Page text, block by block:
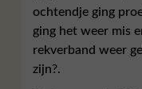
ochtendje ging
ging het weer mis
rekverband weer
zijn?.